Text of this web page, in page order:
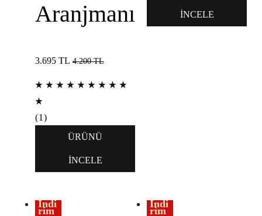
Aranjmanı
3.695 TL 4.200TL
(1 )
ÜRÜNÜ
İNCELE
İNCELE
İndi
rim
İndi
rim